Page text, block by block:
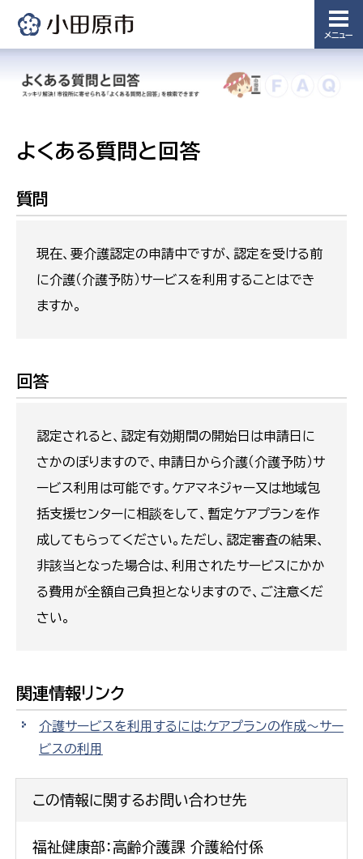
メニュー
よくある質問と回答
質問
現在、要介護認定の申請中ですが、認定を受ける前
に介護（介護予防）サービスを利用することはでき
ますか。
回答
認定されると、認定有効期間の開始日は申請日に
さかのぼりますので、申請日から介護（介護予防）サ
ービス利用は可能です。ケアマネジャー又は地域包
括支援センターに相談をして、暫定ケアプランを作
成してもらってください。ただし、認定審査の結果、
非該当となった場合は、利用されたサービスにかか
る費用が全額自己負担となりますので、ご注意くだ
さい。
関連情報リンク
介護サービスを利用するには:ケアプランの作成～サー
ビスの利用
この情報に関するお問い合わせ先
福祉健康部：高齢介護課 介護給付係